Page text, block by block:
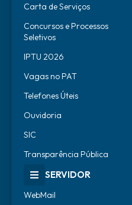
Carta de Serviços
Concursos e Processos
Seletivos
IPTU 2026
Vagas no PAT
Telefones Úteis
Ouvidoria
SIC
Transparência Pública
SERVIDOR
WebMail